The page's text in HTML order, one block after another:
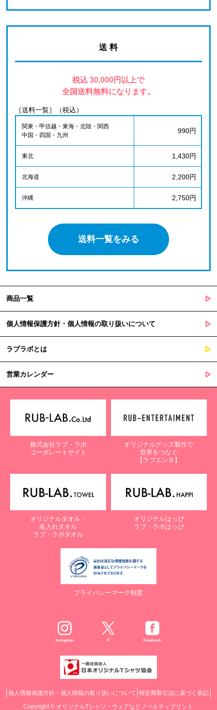
送 料
税込 30,000円以上で
全国送料無料になります。
［送料一覧］（税込）
関東・甲信越・東海・北陸・関西
中国・四国・九州
990円
東北 1,430円
北海道 2,200円
沖縄 2,750円
送料一覧をみる
商品一覧
個人情報保護方針・個人情報の取り扱いについて
ラブラボとは
営業カレンダー
株式会社ラブ・ラボ
コーポレートサイト
オリジナルグッズ製作で
世界をつなぐ
【ラブエンタ】
オリジナルタオル・
名入れタオル
ラブ・ラボタオル
オリジナルはっぴ
ラブ・ラボはっぴ
プライバシーマーク制度
Instagram X Facebook
個人情報保護方針・個人情報の取り扱いについて 特定商取引法に基づく表記
Copyright © オリジナルTシャツ・ウェアなどノベルティプリント